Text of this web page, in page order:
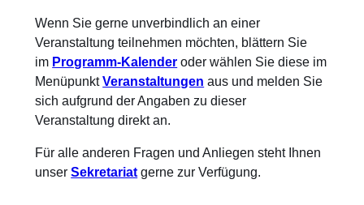
Wenn Sie gerne unverbindlich an einer
Veranstaltung teilnehmen möchten, blättern Sie
im Programm-Kalender oder wählen Sie diese im
MenüpunktVeranstaltungen aus und melden Sie
sich aufgrund der Angaben zu dieser
Veranstaltung direkt an.
Für alle anderen Fragen und Anliegen steht Ihnen
unserSekretariat gerne zur Verfügung.